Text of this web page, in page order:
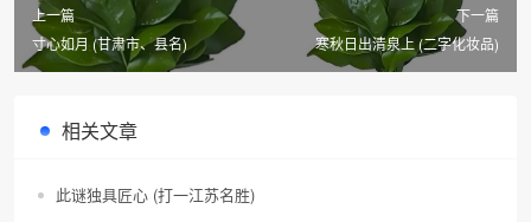
上一篇
寸心如月 (甘肃市、县名)
下一篇
寒秋日出清泉上 (二字化妆品)
相关文章
此谜独具匠心 (打一江苏名胜)